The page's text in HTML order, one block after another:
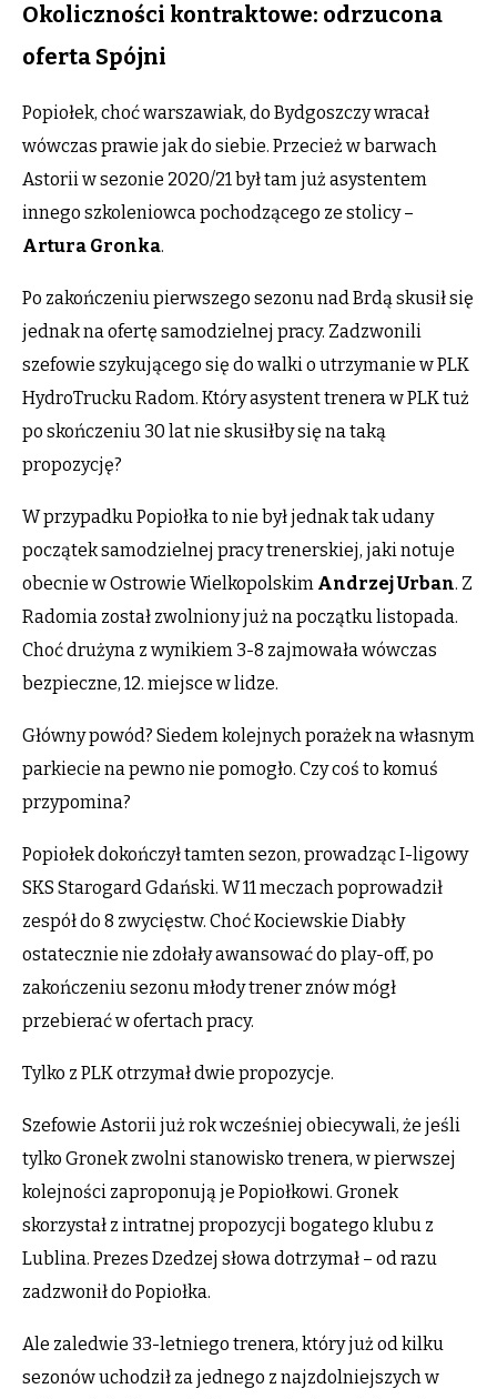
Okoliczności kontraktowe: odrzucona
oferta Spójni
Popiołek, choć warszawiak, do Bydgoszczy wracał
wówczas prawie jak do siebie. Przecież w barwach
Astorii w sezonie 2020/21 był tam już asystentem
innego szkoleniowca pochodzącego ze stolicy –
Artura Gronka.
Po zakończeniu pierwszego sezonu nad Brdą skusił się
jednak na ofertę samodzielnej pracy. Zadzwonili
szefowie szykującego się do walki o utrzymanie w PLK
HydroTrucku Radom. Który asystent trenera w PLK tuż
po skończeniu 30 lat nie skusiłby się na taką
propozycję?
W przypadku Popiołka to nie był jednak tak udany
początek samodzielnej pracy trenerskiej, jaki notuje
obecnie w Ostrowie Wielkopolskim Andrzej Urban. Z
Radomia został zwolniony już na początku listopada.
Choć drużyna z wynikiem 3-8 zajmowała wówczas
bezpieczne, 12. miejsce w lidze.
Główny powód? Siedem kolejnych porażek na własnym
parkiecie na pewno nie pomogło. Czy coś to komuś
przypomina?
Popiołek dokończył tamten sezon, prowadząc I-ligowy
SKS Starogard Gdański. W 11 meczach poprowadził
zespół do 8 zwycięstw. Choć Kociewskie Diabły
ostatecznie nie zdołały awansować do play-off, po
zakończeniu sezonu młody trener znów mógł
przebierać w ofertach pracy.
Tylko z PLK otrzymał dwie propozycje.
Szefowie Astorii już rok wcześniej obiecywali, że jeśli
tylko Gronek zwolni stanowisko trenera, w pierwszej
kolejności zaproponują je Popiołkowi. Gronek
skorzystał z intratnej propozycji bogatego klubu z
Lublina. Prezes Dzedzej słowa dotrzymał – od razu
zadzwonił do Popiołka.
Ale zaledwie 33-letniego trenera, który już od kilku
sezonów uchodził za jednego z najzdolniejszych w